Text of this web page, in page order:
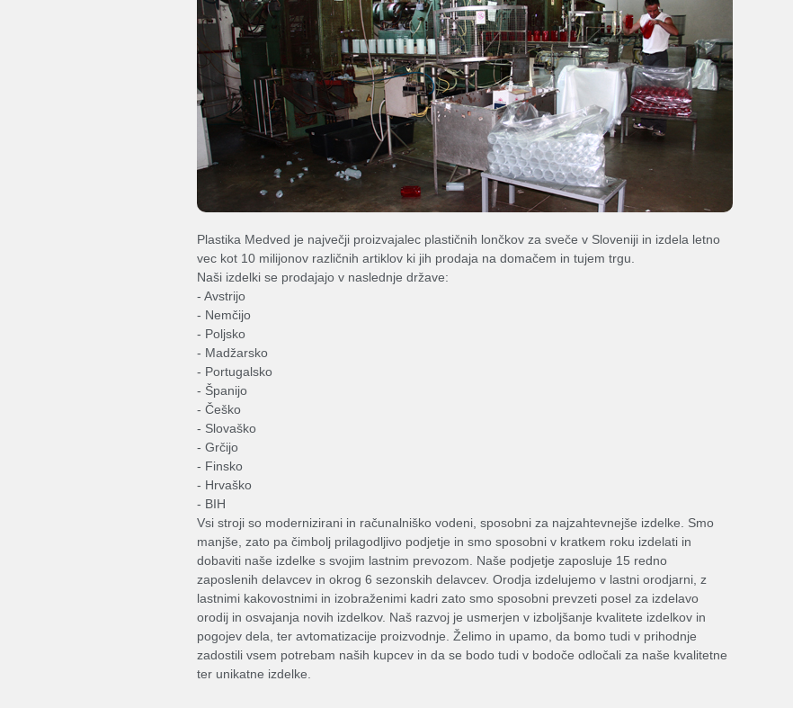
Plastika Medved
Plastika Medved d.o.o.
Pišite nam:
Email:
info[@]plastika-medved.com
Oglejte si naše izdelke:
Nagrobni
Termo
Lončki
Vložki
Party Plastenke
Plastika Medved je največji proizvajalec plastičnih lončkov za sveče v Sloveniji in izdela letno
vec kot 10 milijonov različnih artiklov ki jih prodaja na domačem in tujem trgu.
Naši izdelki se prodajajo v naslednje države:
- Avstrijo
- Nemčijo
- Poljsko
- Madžarsko
- Portugalsko
- Španijo
- Češko
- Slovaško
- Grčijo
- Finsko
- Hrvaško
- BIH
Vsi stroji so modernizirani in računalniško vodeni, sposobni za najzahtevnejše izdelke. Smo
manjše, zato pa čimbolj prilagodljivo podjetje in smo sposobni v kratkem roku izdelati in
dobaviti naše izdelke s svojim lastnim prevozom. Naše podjetje zaposluje 15 redno
zaposlenih delavcev in okrog 6 sezonskih delavcev. Orodja izdelujemo v lastni orodjarni, z
lastnimi kakovostnimi in izobraženimi kadri zato smo sposobni prevzeti posel za izdelavo
orodij in osvajanja novih izdelkov. Naš razvoj je usmerjen v izboljšanje kvalitete izdelkov in
pogojev dela, ter avtomatizacije proizvodnje. Želimo in upamo, da bomo tudi v prihodnje
zadostili vsem potrebam naših kupcev in da se bodo tudi v bodoče odločali za naše kvalitetne
ter unikatne izdelke.